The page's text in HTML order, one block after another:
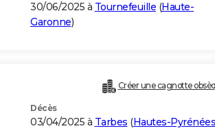
30/06/2025 à Tournefeuille (Haute-
Garonne)
Créer une cagnotte
Décès
03/04/2025 à Tarbes (Hautes-Pyrénées